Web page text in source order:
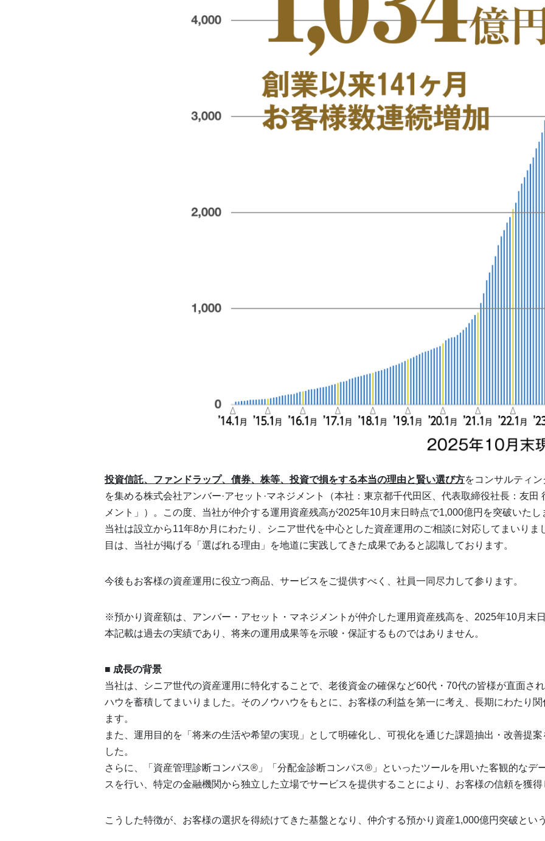
投資信託、ファンドラップ、債券、株等、投資で損をする本当の理由と賢い選び方をコンサルティ
を集める株式会社アンバー·アセット·マネジメント（本社：東京都千代田区、代表取締役社長：友田
メント」）。この度、当社が仲介する運用資産残高が2025年10月末日時点で1,000億円を突破いた
当社は設立から11年8か月にわたり、シニア世代を中心とした資産運用のご相談に対応してまいり
目は、当社が掲げる「選ばれる理由」を地道に実践してきた成果であると認識しております。
今後もお客様の資産運用に役立つ商品、サービスをご提供すべく、社員一同尽力して参ります。
※預かり資産額は、アンバー・アセット・マネジメントが仲介した運用資産残高を、2025年10月末
本記載は過去の実績であり、将来の運用成果等を示唆・保証するものではありません。
■ 成長の背景
当社は、シニア世代の資産運用に特化することで、老後資金の確保など60代・70代の皆様が直面さ
ハウを蓄積してまいりました。そのノウハウをもとに、お客様の利益を第一に考え、長期にわたり
ます。
また、運用目的を「将来の生活や希望の実現」として明確化し、可視化を通じた課題抽出・改善提
した。
さらに、「資産管理診断コンパス®」「分配金診断コンパス®」といったツールを用いた客観的なデ
スを行い、特定の金融機関から独立した立場でサービスを提供することにより、お客様の信頼を獲
こうした特徴が、お客様の選択を得続けてきた基盤となり、仲介する預かり資産1,000億円突破とい